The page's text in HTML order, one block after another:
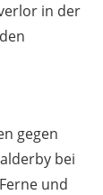
in der
gegen
bei
und